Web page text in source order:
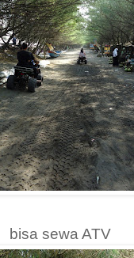
bisa sewa ATV